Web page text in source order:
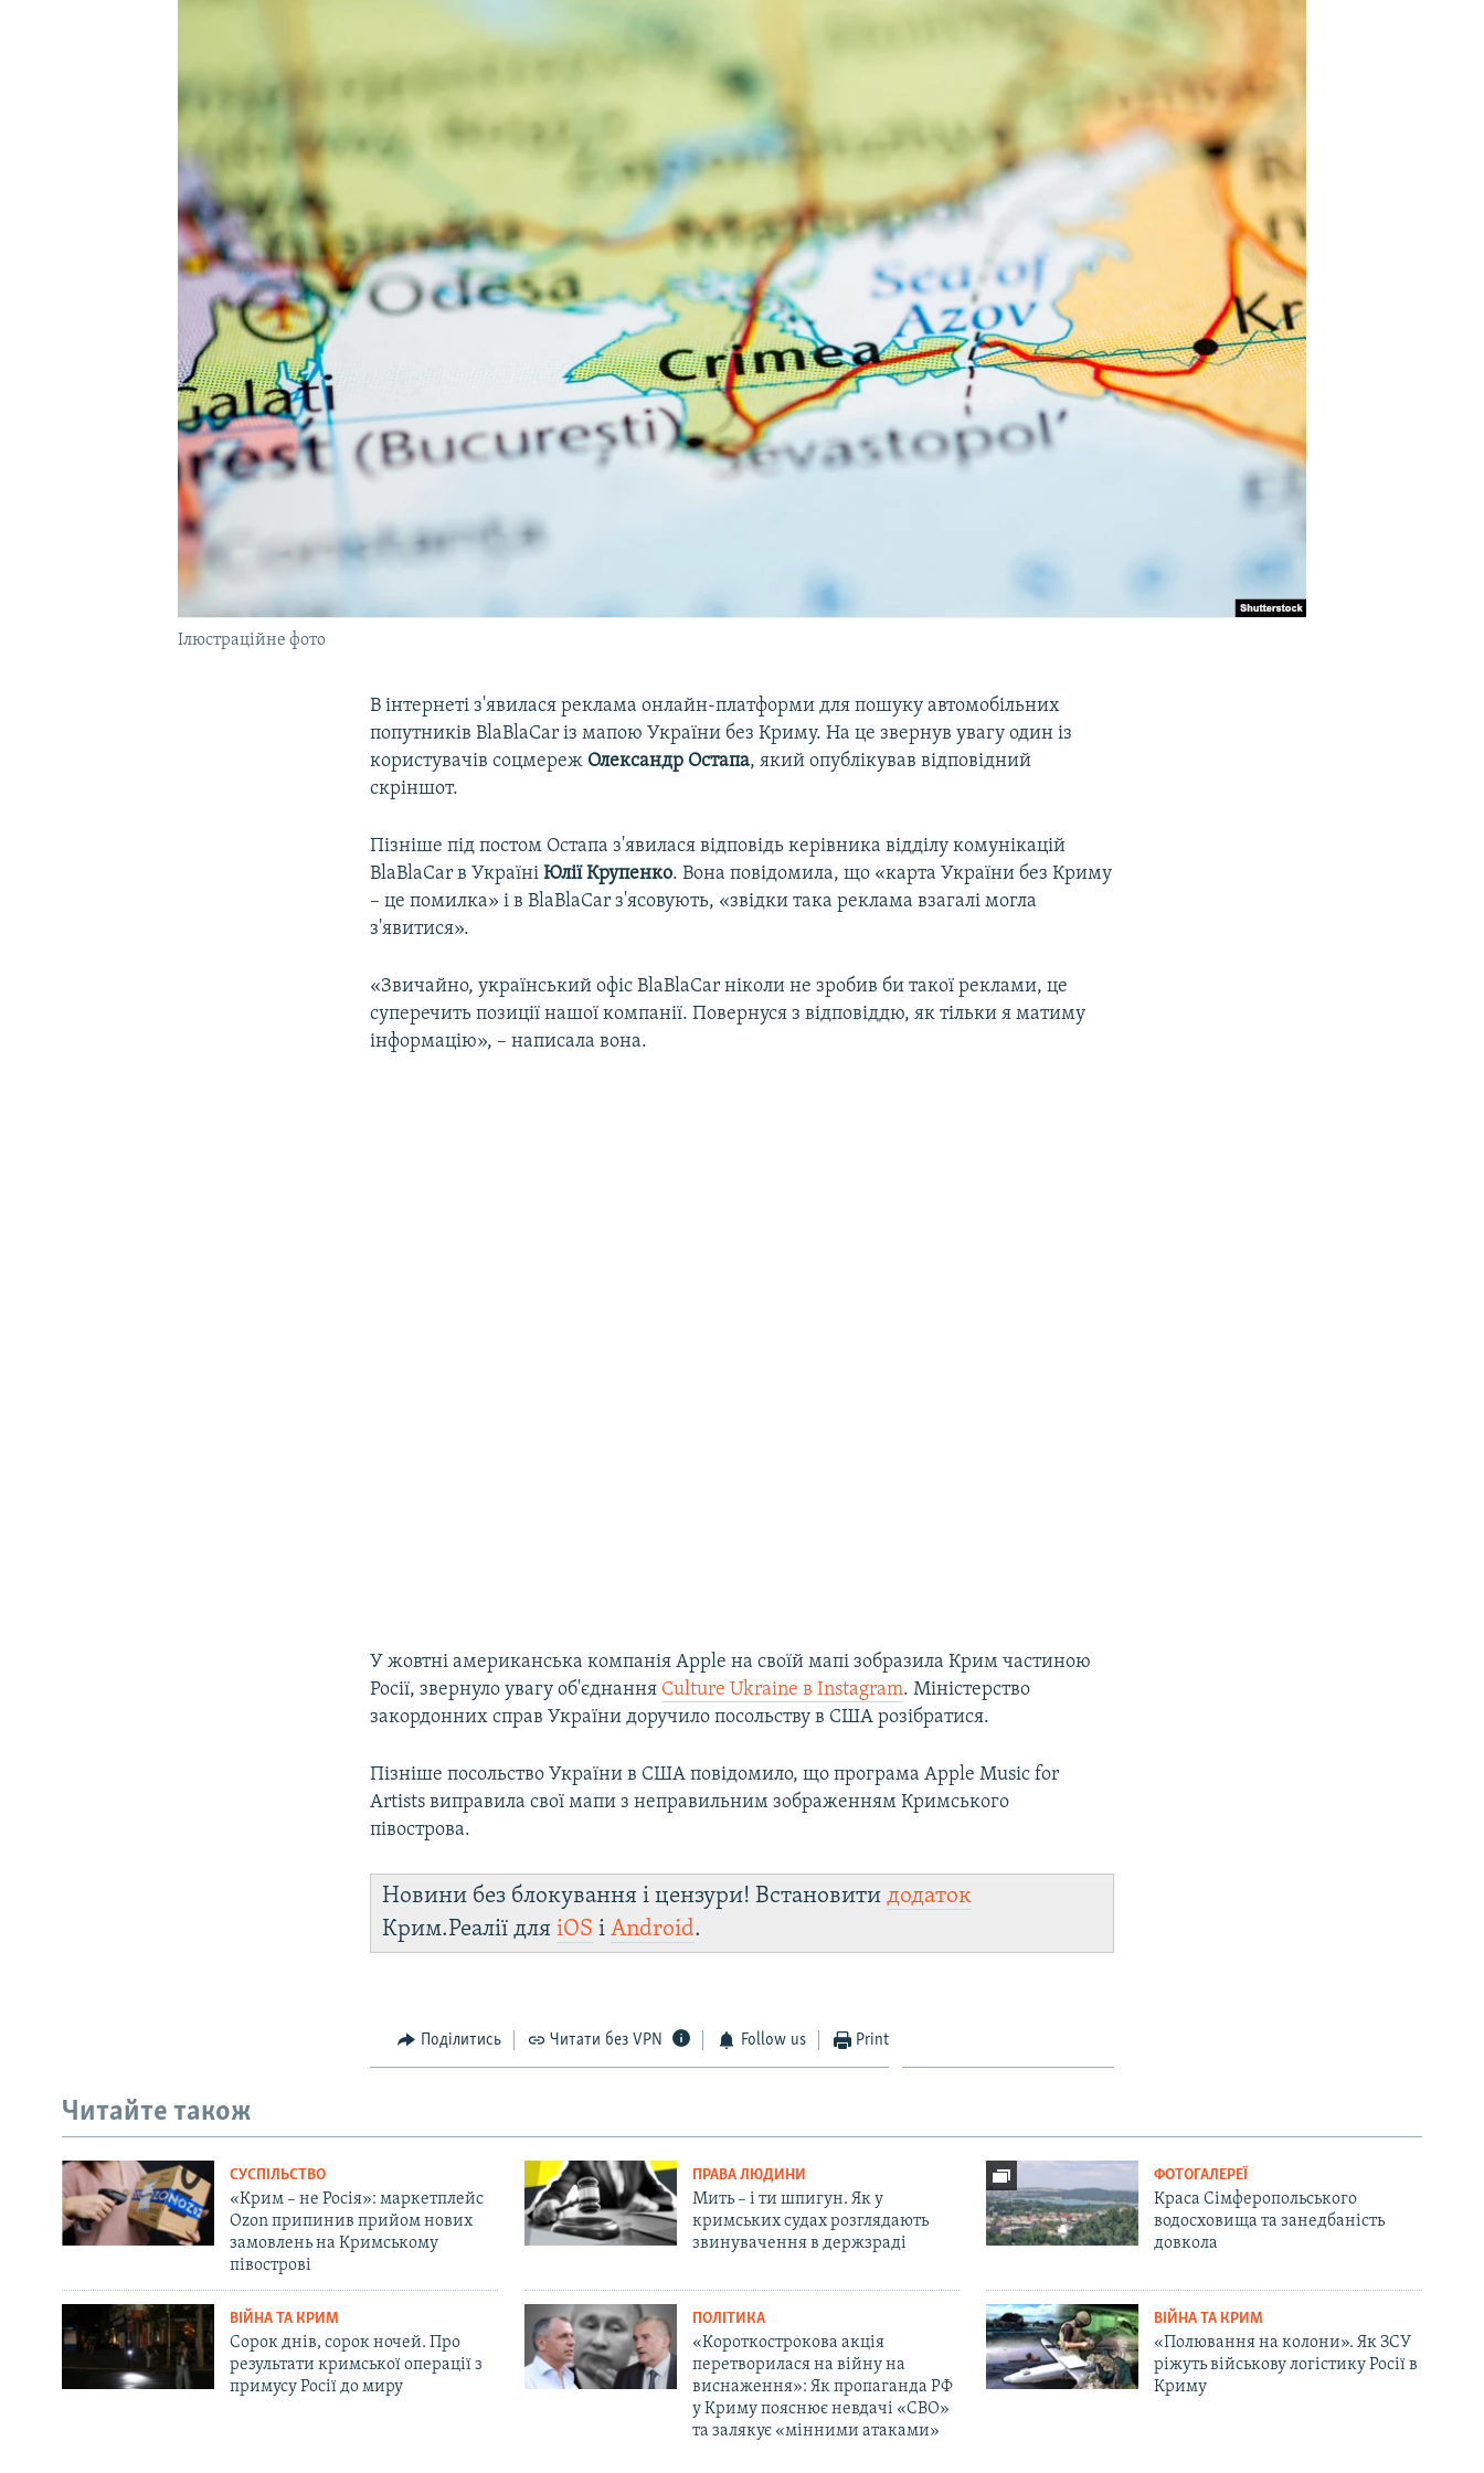
УКРАЇНСЬКА ПРОБЛЕМА КРИМУ
Ілюстраційне фото
В інтернеті з'явилася реклама онлайн-платформи для пошуку автомобільних
попутників BlaBlaCar із мапою України без Криму. На це звернув увагу один із
користувачів соцмереж Олександр Остапа, який опублікував відповідний
скріншот.
Пізніше під постом Остапа з'явилася відповідь керівника відділу комунікацій
BlaBlaCar в УкраїніЮлії Крупенко. Вона повідомила, що «карта України без Криму
– це помилка» і в BlaBlaCar з'ясовують, «звідки така реклама взагалі могла
з'явитися».
«Звичайно, український офіс BlaBlaCar ніколи не зробив би такої реклами, це
суперечить позиції нашої компанії. Повернуся з відповіддю, як тільки я матиму
інформацію», – написала вона.
У жовтні американська компанія Apple на своїй мапі зобразила Крим частиною
Росії, звернуло увагу об'єднання Culture Ukraine в Instagram. Міністерство
закордонних справ України доручило посольству в США розібратися.
Пізніше посольство України в США повідомило, що програма Apple Music for
Artists виправила свої мапи з неправильним зображенням Кримського
півострова.
Новини без блокування і цензури! Встановитидодаток
Крим.Реалії дляiOS іAndroid.
Поділитись Читати без VPN Follow us Print
Читайте також
СУСПІЛЬСТВО
«Крим – не Росія»: маркетплейс
Ozon припинив прийом нових
замовлень на Кримському
півострові
ПРАВА ЛЮДИНИ
Мить – і ти шпигун. Як у
кримських судах розглядають
звинувачення в держзраді
ФОТОГАЛЕРЕЇ
Краса Сімферопольського
водосховища та занедбаність
довкола
ВІЙНА ТА КРИМ
Сорок днів, сорок ночей. Про
результати кримської операції з
примусу Росії до миру
ПОЛІТИКА
«Короткострокова акція
перетворилася на війну на
виснаження»: Як пропаганда РФ
у Криму пояснює невдачі «СВО»
та залякує «мінними атаками»
ВІЙНА ТА КРИМ
«Полювання на колони». Як ЗСУ
ріжуть військову логістику Росії в
Криму